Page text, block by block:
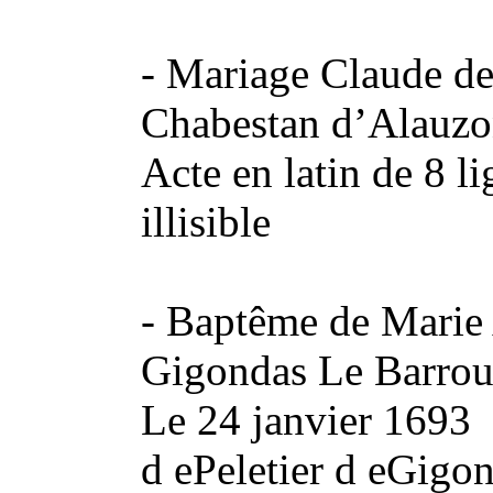
- Mariage Claude
Chabestan
Acte en latin de 8
illisible
- Baptême de
Gigondas Le
Le 24 janvier 1693
d ePeletier d